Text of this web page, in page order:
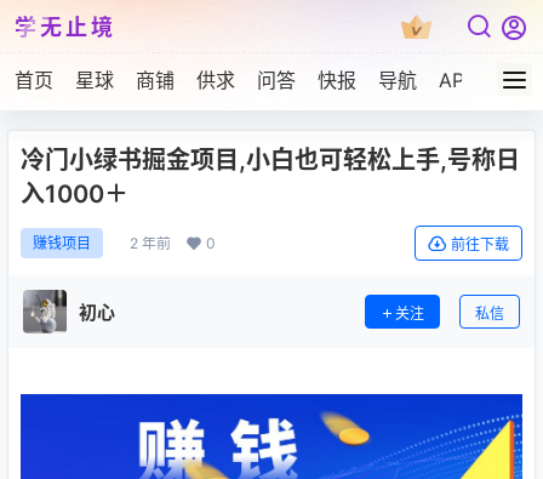
学无止境
首页 星球 商铺 供求 问答 快报 导航 APP下载
冷门小绿书掘金项目,小白也可轻松上手,号称日
入1000＋
赚钱项目 2 年前 0 前往下载
初心 关注 私信